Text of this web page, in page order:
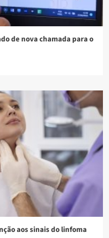
de nova chamada para o
aos sinais do linfoma